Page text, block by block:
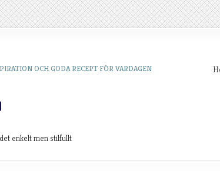
OCH GODA RECEPT FÖR VARDAGEN
enkelt men stilfullt